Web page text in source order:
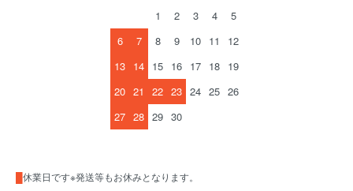
1
2 3 4
5
6
7 8 9 10 11
12
13 14 15 16 17 18 19
20 21 22 23 24 25 26
27 28 29 30
█休業日です※発送等もお休みとなります。